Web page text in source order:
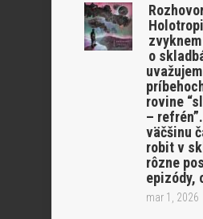
o
rovine
–
väčšinu
robit v
rôzne
epizódy,
mar 1, 2026